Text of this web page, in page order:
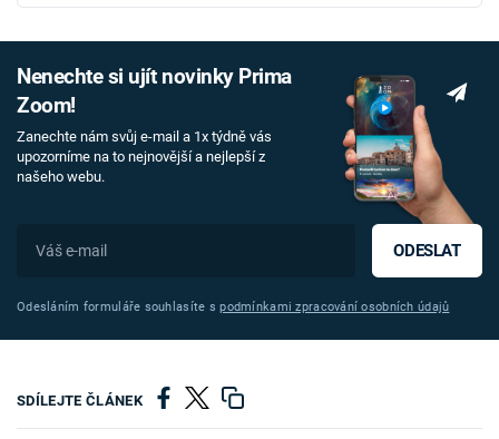
Nenechte si ujít novinky Prima
Zoom!
Zanechte nám svůj e-mail a 1x týdně vás
upozorníme na to nejnovější a nejlepší z
našeho webu.
ODESLAT
Odesláním formuláře souhlasíte spodmínkami zpracování osobních údajů
SDÍLEJTE ČLÁNEK